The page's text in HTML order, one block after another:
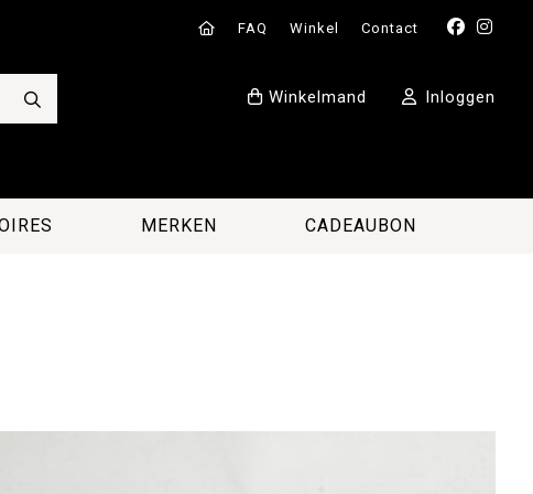
FAQ Winkel Contact
Inloggen
Winkelmand
MERKEN CADEAUBON